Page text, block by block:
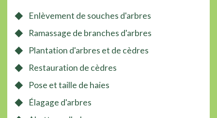
Enlèvement de souches d'arbres
Ramassage de branches d'arbres
Plantation d'arbres et de cèdres
Restauration de cèdres
Pose et taille de haies
Élagage d'arbres